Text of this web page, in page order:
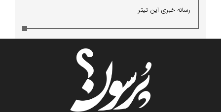
رسانه خبری این تیتر